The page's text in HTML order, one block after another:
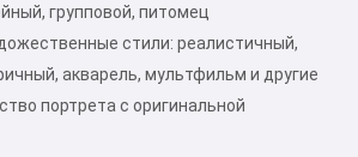
групповой, питомец
стили: реалистичный,
акварель, мультфильм и другие
портрета с оригинальной